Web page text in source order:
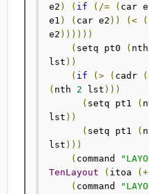
e2 ) ( if (/= ( car
e1 ) ( car e2 )) (< (
e2 ))))))
( setq pt0 ( nth
lst ))
( if (> ( cadr (
( nth 2 lst )))
(
(
lst ))
(
(
lst )))
( command
TenLayout
( itoa (+
( command